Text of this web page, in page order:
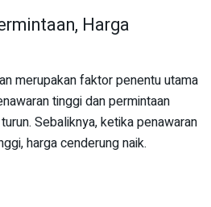
Harga
merupakan faktor penentu utama
tinggi dan permintaan
Sebaliknya, ketika penawaran
harga cenderung naik.